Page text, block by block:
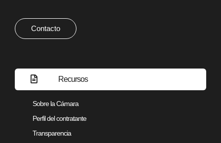
Contacto
Recursos
Sobre la Cámara
Perfil del contratante
Transparencia